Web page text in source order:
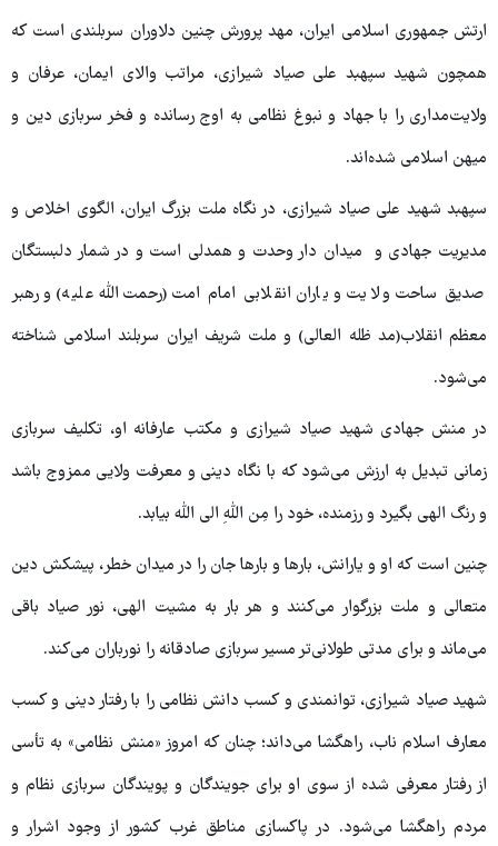
ارتش جمهوری اسلامی ایران، مهد پرورش چنین دلاوران سربلندی است که
همچون شهید سپهبد علی صیاد شیرازی، مراتب والای ایمان، عرفان و
ولایت‌مداری را با جهاد و نبوغ نظامی به اوج رسانده و فخر سربازی دین و
میهن اسلامی شده‌اند.
سپهبد شهید علی صیاد شیرازی، در نگاه ملت بزرگ ایران، الگوی اخلاص و
مدیریت جهادی و میدان دار وحدت و همدلی است و در شمار دلبستگان
صدیق ساحت ولایت و یاران انقلابی امام امت (رحمت‌الله علیه) و رهبر
معظم انقلاب(مد ظله العالی) و ملت شریف ایران سربلند اسلامی شناخته
می‌شود.
در منش جهادی شهید صیاد شیرازی و مکتب عارفانه او، تکلیف سربازی
زمانی تبدیل به ارزش می‌شود که با نگاه دینی و معرفت ولایی ممزوج باشد
و رنگ الهی بگیرد و رزمنده، خود را مِن اللهِ الی الله بیابد.
چنین است که او و یارانش، بارها و بارها جان را در میدان خطر، پیشکش دین
متعالی و ملت بزرگوار می‌کنند و هر بار به مشیت الهی، نور صیاد باقی
می‌ماند و برای مدتی طولانی‌تر مسیر سربازی صادقانه را نورباران می‌کند.
شهید صیاد شیرازی، توانمندی و کسب دانش نظامی را با رفتار دینی و کسب
معارف اسلام ناب، راهگشا می‌داند؛ چنان که امروز «منش نظامی» به تأسی
از رفتار معرفی شده از سوی او برای جویندگان و پویندگان سربازی نظام و
مردم راهگشا می‌شود. در پاکسازی مناطق غرب کشور از وجود اشرار و